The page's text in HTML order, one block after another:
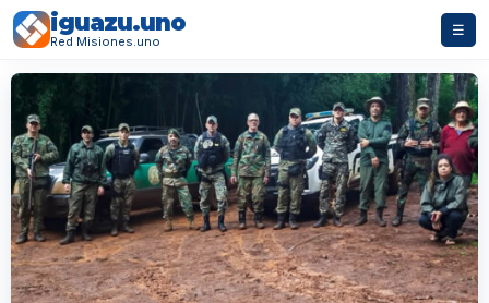
iguazu.uno
Red Misiones.uno
☰